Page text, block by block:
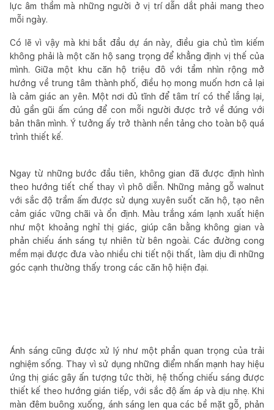
lực âm thầm mà những người ở vị trí dẫn dắt phải mang theo
mỗi ngày.
Có lẽ vì vậy mà khi bắt đầu dự án này, điều gia chủ tìm kiếm
không phải là một căn hộ sang trọng để khẳng định vị thế của
mình. Giữa một khu căn hộ triệu đô với tầm nhìn rộng mở
hướng về trung tâm thành phố, điều họ mong muốn hơn cả lại
là cảm giác an yên. Một nơi đủ tĩnh để tâm trí có thể lắng lại,
đủ gần gũi ấm cúng để con mỗi người được trở về đúng với
bản thân mình. Ý tưởng ấy trở thành nền tảng cho toàn bộ quá
trình thiết kế.
Ngay từ những bước đầu tiên, không gian đã được định hình
theo hướng tiết chế thay vì phô diễn. Những mảng gỗ walnut
với sắc độ trầm ấm được sử dụng xuyên suốt căn hộ, tạo nên
cảm giác vững chãi và ổn định. Màu trắng xám lạnh xuất hiện
như một khoảng nghỉ thị giác, giúp cân bằng không gian và
phản chiếu ánh sáng tự nhiên từ bên ngoài. Các đường cong
mềm mại được đưa vào nhiều chi tiết nội thất, làm dịu đi những
góc cạnh thường thấy trong các căn hộ hiện đại.
Ánh sáng cũng được xử lý như một phần quan trọng của trải
nghiệm sống. Thay vì sử dụng những điểm nhấn mạnh hay hiệu
ứng thị giác gây ấn tượng tức thời, hệ thống chiếu sáng được
thiết kế theo hướng gián tiếp, với sắc độ ấm áp và dịu nhẹ. Khi
màn đêm buông xuống, ánh sáng len qua các bề mặt gỗ, phản